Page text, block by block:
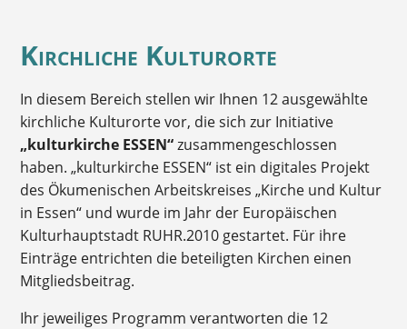
Kirchliche Kulturorte
In diesem Bereich stellen wir Ihnen 12 ausgewählte
kirchliche Kulturorte vor, die sich zur Initiative
„kulturkirche ESSEN“zusammengeschlossen
haben. „kulturkirche ESSEN“ ist ein digitales Projekt
des Ökumenischen Arbeitskreises „Kirche und Kultur
in Essen“ und wurde im Jahr der Europäischen
Kulturhauptstadt RUHR.2010 gestartet. Für ihre
Einträge entrichten die beteiligten Kirchen einen
Mitgliedsbeitrag.
Ihr jeweiliges Programm verantworten die 12